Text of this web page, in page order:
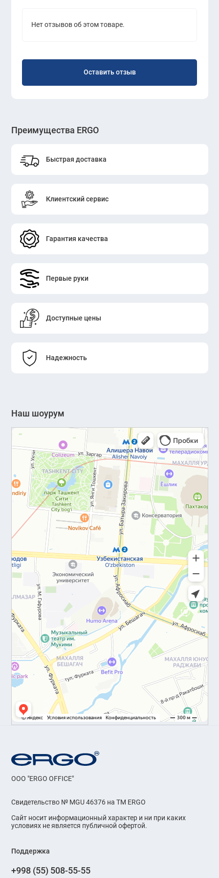
Нет отзывов об этом товаре.
Оставить отзыв
Преимущества ERGO
Быстрая доставка
Клиентский сервис
Гарантия качества
Первые руки
Доступные цены
Надежность
Наш шоурум
OOO "ERGO OFFICE"
Свидетельство № MGU 46376 на ТМ ERGO
Сайт носит информационный характер и ни при каких
условиях не является публичной офертой.
Поддержка
+998 (55) 508-55-55